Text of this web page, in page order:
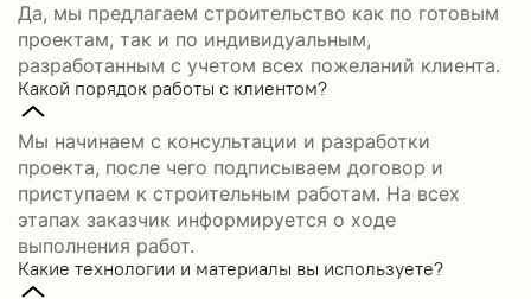
Да, мы предлагаем строительство как по готовым
проектам, так и по индивидуальным,
разработанным с учетом всех пожеланий клиента.
Какой порядок работы с клиентом?
Мы начинаем с консультации и разработки
проекта, после чего подписываем договор и
приступаем к строительным работам. На всех
этапах заказчик информируется о ходе
выполнения работ.
Какие технологии и материалы вы используете?